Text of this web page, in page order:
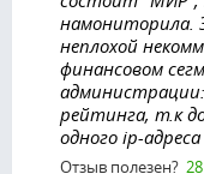
намониторила.
неплохой
финансовом
рейтинга, т.к
одного ip-адреса
Отзыв полезен? 28